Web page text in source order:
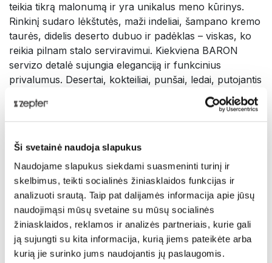
Ši svetainė naudoja slapukus
Naudojame slapukus siekdami suasmeninti turinį ir
skelbimus, teikti socialinės žiniasklaidos funkcijas ir
analizuoti srautą. Taip pat dalijamės informacija apie jūsų
naudojimąsi mūsų svetaine su mūsų socialinės
žiniasklaidos, reklamos ir analizės partneriais, kurie gali
ją sujungti su kita informacija, kurią jiems pateikėte arba
kurią jie surinko jums naudojantis jų paslaugomis.
teikia tikrą malonumą ir yra unikalus meno kūrinys.
Rinkinį sudaro lėkštutės, maži indeliai, šampano kremo
taurės, didelis deserto dubuo ir padėklas – viskas, ko
reikia pilnam stalo serviravimui. Kiekviena BARON
servizo detalė sujungia eleganciją ir funkcinius
privalumus. Desertai, kokteiliai, punšai, ledai, putojantis
vynas ir šampanas – mėgaukitės rafinuotumo
atmosfera prie bet kurio stalo.
Pristatymas
AUKŠTA KOKYBĖ, FUNKCIONALUMAS IR DIZAINAS
– TIKRAS MALONUMAS VISIEMS JŪSŲ
POJŪČIAMS
Patiekite savo delikatesus išskirtiniame nerūdijančio
plieno gėrimų ir desertų servize. Pabrėžkite savo skonį
ir eleganciją bet kurioje šventėje naudodamiesi BARON
servizu.